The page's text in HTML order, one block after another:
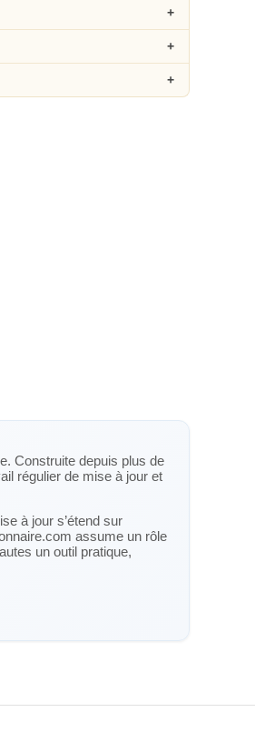
Construite depuis plus de
régulier de mise à jour et
à jour s’étend sur
assume un rôle
un outil pratique,